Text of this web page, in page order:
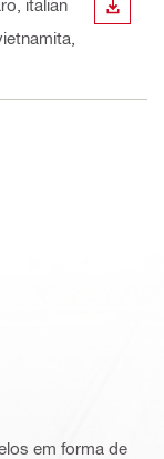
italian
em forma de